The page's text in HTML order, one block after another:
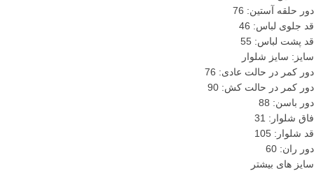
دور حلقه آستین: 76
قد جلوی لباس: 46
قد پشت لباس: 55
سایز: سایز شلوار
دور کمر در حالت عادی: 76
دور کمر در حالت کش: 90
دور باسن: 88
فاق شلوار: 31
قد شلوار: 105
دور ران: 60
سایز های بیشتر